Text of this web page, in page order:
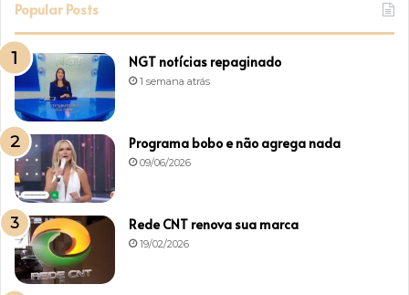
Popular Posts
NGT notícias repaginado
1 semana atrás
Programa bobo e não agrega nada
09/06/2026
Rede CNT renova sua marca
19/02/2026